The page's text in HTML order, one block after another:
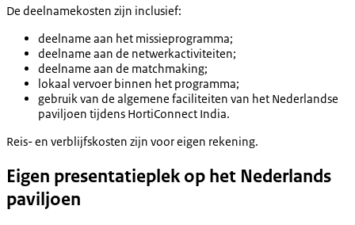
De deelnamekosten zijn inclusief:
deelname aan het missieprogramma;
deelname aan de netwerkactiviteiten;
deelname aan de matchmaking;
lokaal vervoer binnen het programma;
gebruik van de algemene faciliteiten van het Nederlandse
paviljoen tijdens HortiConnect India.
Reis- en verblijfskosten zijn voor eigen rekening.
Eigen presentatieplek op het Nederlands
paviljoen